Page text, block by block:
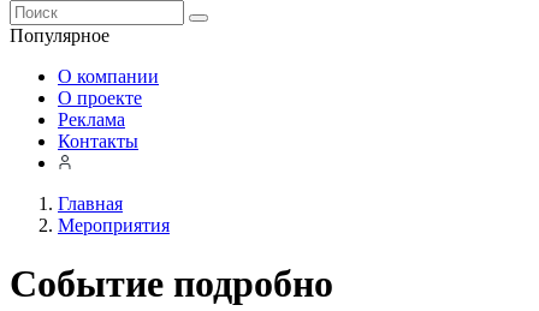
Популярное
О компании
О проекте
Реклама
Контакты
Главная
Мероприятия
Событие подробно